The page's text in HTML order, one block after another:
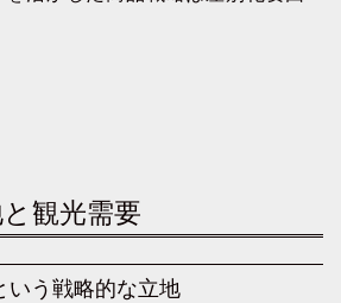
観光需要
いう戦略的な立地